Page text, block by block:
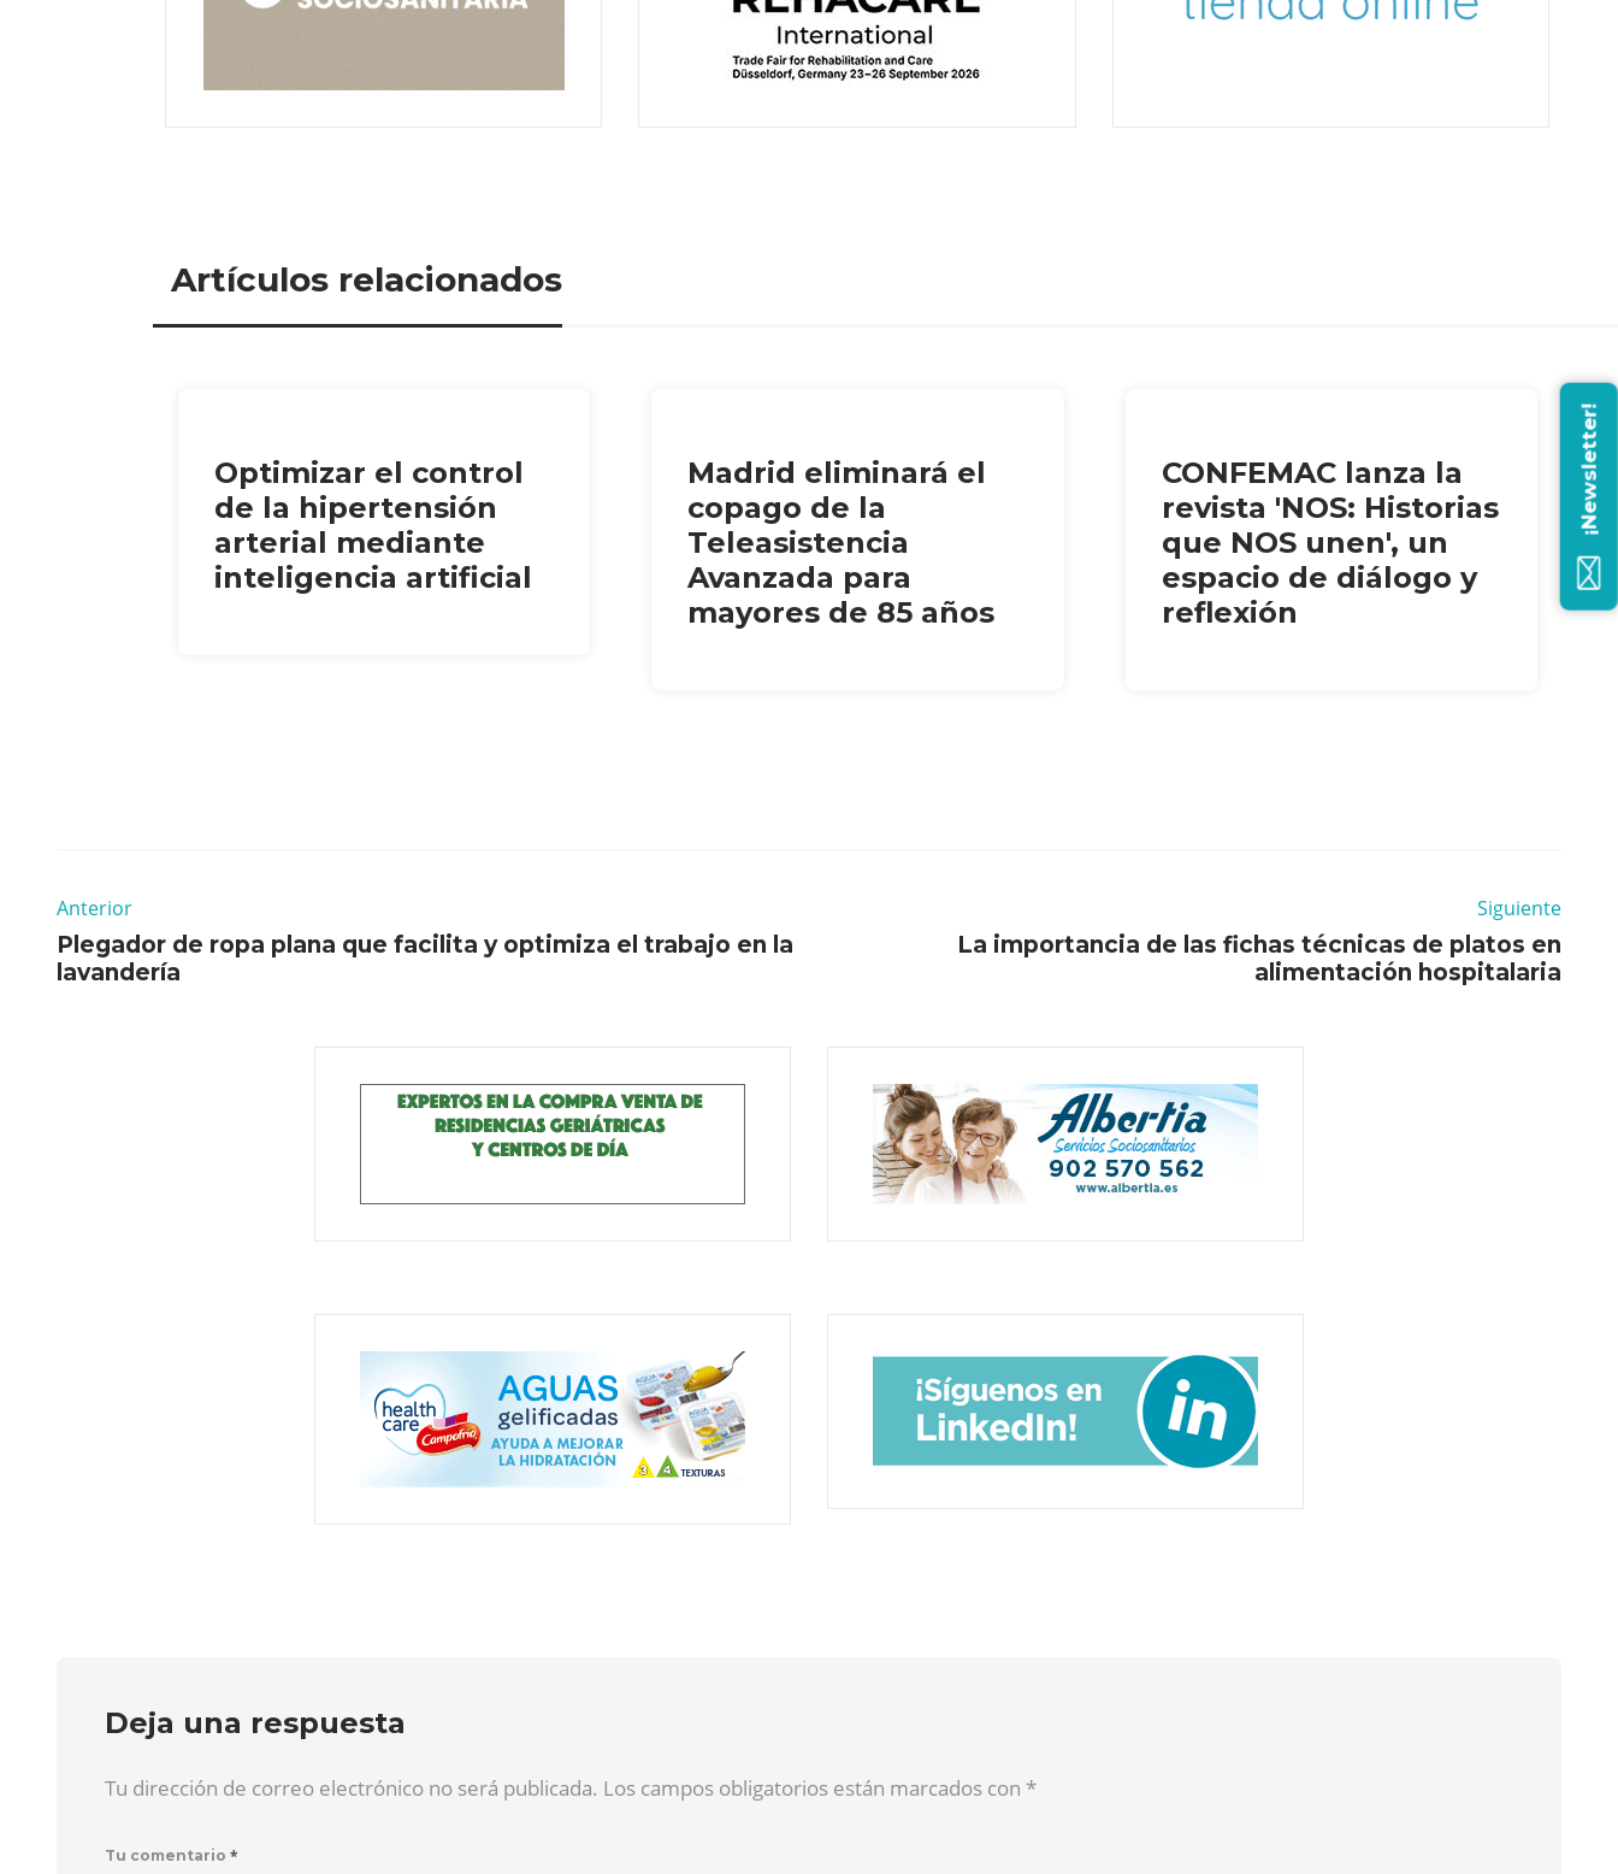
Artículos relacionados
Optimizar el control
de la hipertensión
arterial mediante
inteligencia artificial
Madrid eliminará el
copago de la
Teleasistencia
Avanzada para
mayores de 85 años
CONFEMAC lanza la
revista 'NOS: Historias
que NOS unen', un
espacio de diálogo y
reflexión
Anterior
Plegador de ropa plana que facilita y optimiza el trabajo en la
lavandería
Siguiente
La importancia de las fichas técnicas de platos en
alimentación hospitalaria
Deja una respuesta
Tu dirección de correo electrónico no será publicada. Los campos obligatorios están marcados con *
Tu comentario *
¡Newsletter!